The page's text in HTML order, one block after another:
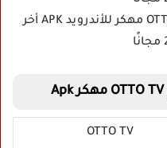
OTTO TV